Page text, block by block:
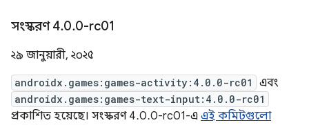
সংস্করণ 4.0.0-rc01
২৯ জানুয়ারী, ২০২৫
androidx.games:games-activity:4.0.0-rc01 এবং
androidx.games:games-text-input:4.0.0-rc01
প্রকাশিত হয়েছে। সংস্করণ 4.0.0-rc01-এ এই কমিটগুলো